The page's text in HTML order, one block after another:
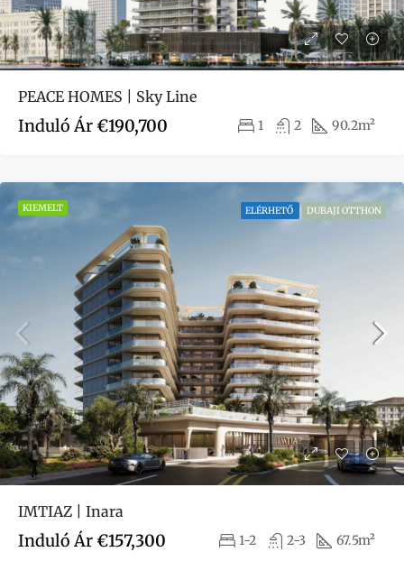
PEACE HOMES | Sky Line
Induló Ár€190,700 1 2 90.2m²
KIEMELT ELÉRHETŐ DUBAJI OTTHON
IMTIAZ | Inara
Induló Ár€157,300 1-2 2-3 67.5m²